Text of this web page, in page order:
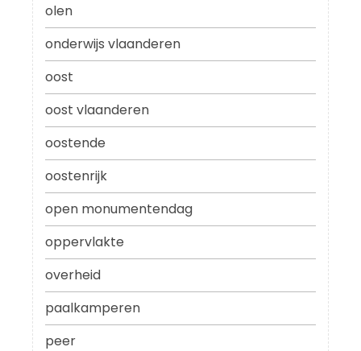
olen
onderwijs vlaanderen
oost
oost vlaanderen
oostende
oostenrijk
open monumentendag
oppervlakte
overheid
paalkamperen
peer